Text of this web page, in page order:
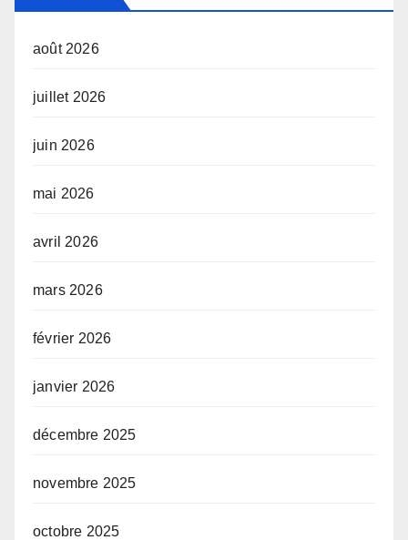
août 2026
juillet 2026
juin 2026
mai 2026
avril 2026
mars 2026
février 2026
janvier 2026
décembre 2025
novembre 2025
octobre 2025